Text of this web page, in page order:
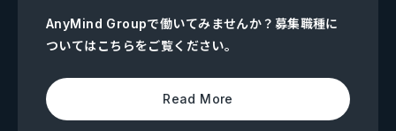
AnyMind Groupで働いてみませんか？募集職種に
ついてはこちらをご覧ください。
Read More